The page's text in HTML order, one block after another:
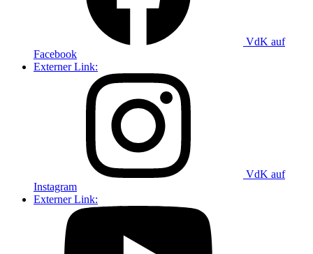
VdK auf
Facebook
Externer Link:
VdK auf
Instagram
Externer Link: